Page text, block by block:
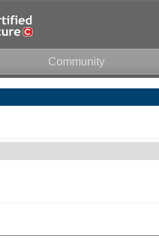
Community